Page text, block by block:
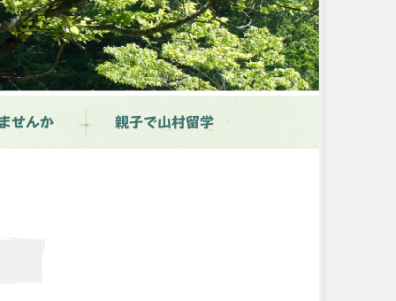
せんか 親子で山村留学